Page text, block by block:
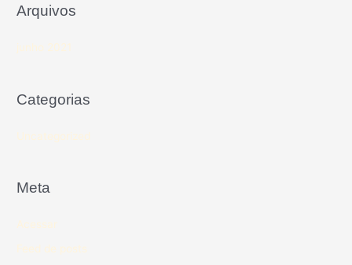
Arquivos
junho 2021
Categorias
Uncategorized
Meta
Acessar
Feed de posts